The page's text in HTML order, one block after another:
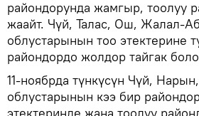
райондорунда жамгыр, тоолуу
жаайт. Чүй, Талас, Ош, Жалал-
облустарынын тоо этектерине
райондордо жолдор тайгак
11-ноябрда түнкүсүн Чүй,
облустарынын кээ бир